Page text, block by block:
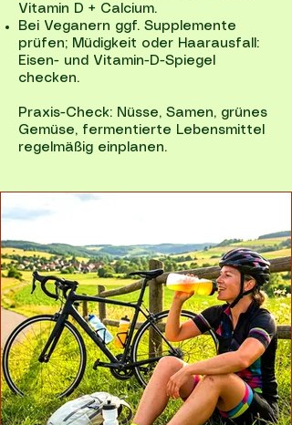
Vitamin D + Calcium.
Bei Veganern ggf. Supplemente
prüfen; Müdigkeit oder Haarausfall:
Eisen- und Vitamin-D-Spiegel
checken.
Praxis-Check: Nüsse, Samen, grünes
Gemüse, fermentierte Lebensmittel
regelmäßig einplanen.